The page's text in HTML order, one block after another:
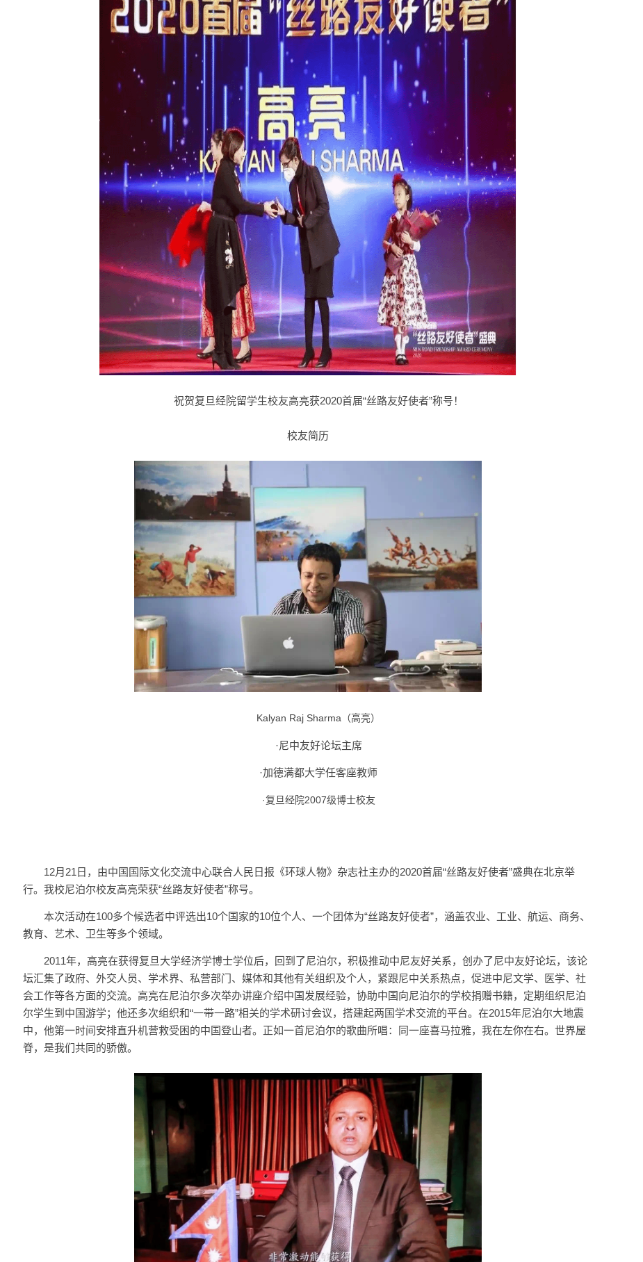
祝贺复旦经院留学生校友高亮获2020首届“丝路友好使者”称号！
校友简历
Kalyan Raj Sharma（高亮）
·尼中友好论坛主席
·加德满都大学任客座教师
·复旦经院2007级博士校友
12月21日，由中国国际文化交流中心联合人民日报《环球人物》杂志社主办的2020首届“丝路友好使者”盛典在北京举
行。我校尼泊尔校友高亮荣获“丝路友好使者”称号。
本次活动在100多个候选者中评选出10个国家的10位个人、一个团体为“丝路友好使者”，涵盖农业、工业、航运、商务、
教育、艺术、卫生等多个领域。
2011年，高亮在获得复旦大学经济学博士学位后，回到了尼泊尔，积极推动中尼友好关系，创办了尼中友好论坛，该论
坛汇集了政府、外交人员、学术界、私营部门、媒体和其他有关组织及个人，紧跟尼中关系热点，促进中尼文学、医学、社
会工作等各方面的交流。高亮在尼泊尔多次举办讲座介绍中国发展经验，协助中国向尼泊尔的学校捐赠书籍，定期组织尼泊
尔学生到中国游学；他还多次组织和“一带一路”相关的学术研讨会议，搭建起两国学术交流的平台。在2015年尼泊尔大地震
中，他第一时间安排直升机营救受困的中国登山者。正如一首尼泊尔的歌曲所唱：同一座喜马拉雅，我在左你在右。世界屋
脊，是我们共同的骄傲。